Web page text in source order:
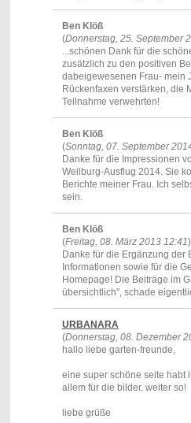
Ben Klöß
(Donnerstag, 25. September
...schönen Dank für die
zusätzlich zu den positiven
dabeigewesenen Frau- mein
Rückenfaxen verstärken, die
Teilnahme verwehrten!
Ben Klöß
(Sonntag, 07. September
Danke für die Impressionen
Weilburg-Ausflug 2014. Sie
Berichte meiner Frau. Ich
sein.
Ben Klöß
(Freitag, 08. März 2013 12:41)
Danke für die Ergänzung der
Informationen sowie für die
Homepage! Die Beiträge im
übersichtlich", schade
URBANARA
(Donnerstag, 08. Dezember
hallo liebe garten-freunde,
eine super schöne seite habt
allem für die bilder. weiter so!
liebe grüße